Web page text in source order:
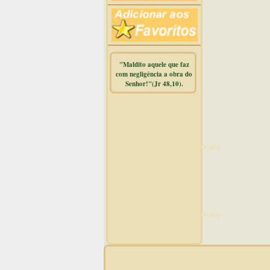
"Maldito aquele que faz
com negligência a obra do
Senhor!"(Jr 48,10).
/home/dicionar/public_html/online.php
/home/dicionar/public_html/online.php